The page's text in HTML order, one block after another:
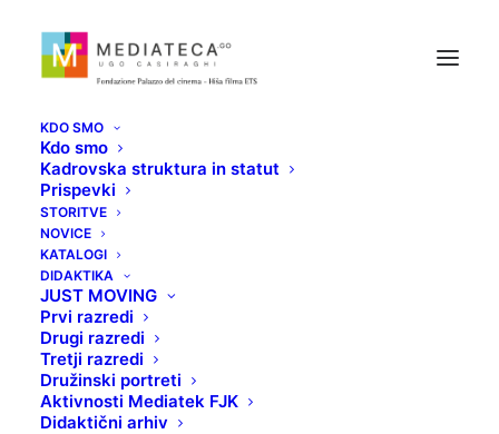
KDO SMO
Kdo smo
Kadrovska struktura in statut
Prispevki
STORITVE
NOVICE
KATALOGI
DIDAKTIKA
JUST MOVING
Prvi razredi
Drugi razredi
Tretji razredi
Družinski portreti
Aktivnosti Mediatek FJK
Didaktični arhiv
ZA ŠOP DOLARJEV
8 MARCA, 2022